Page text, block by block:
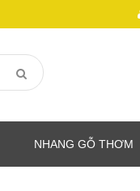
NHANG GỖ THƠM